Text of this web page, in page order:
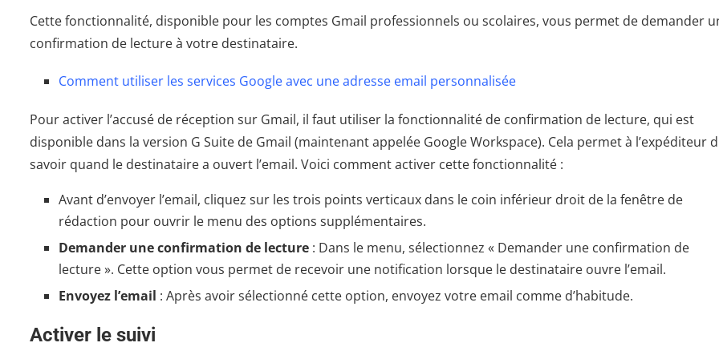
Cette fonctionnalité, disponible pour les comptes Gmail professionnels ou scolaires, vous permet de demander
confirmation de lecture à votre destinataire.
Comment utiliser les services Google avec une adresse email personnalisée
Pour activer l’accusé de réception sur Gmail, il faut utiliser la fonctionnalité de confirmation de lecture, qui est
disponible dans la version G Suite de Gmail (maintenant appelée Google Workspace). Cela permet à l’expéditeur
savoir quand le destinataire a ouvert l’email. Voici comment activer cette fonctionnalité :
Avant d’envoyer l’email, cliquez sur les trois points verticaux dans le coin inférieur droit de la fenêtre de
rédaction pour ouvrir le menu des options supplémentaires.
Demander une confirmation de lecture : Dans le menu, sélectionnez « Demander une confirmation de
lecture ». Cette option vous permet de recevoir une notification lorsque le destinataire ouvre l’email.
Envoyez l’email : Après avoir sélectionné cette option, envoyez votre email comme d’habitude.
Activer le suivi